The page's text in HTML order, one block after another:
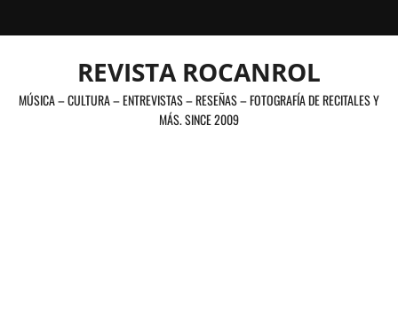
al
REVISTA ROCANROL
MÚSICA – CULTURA – ENTREVISTAS – RESEÑAS – FOTOGRAFÍA DE RECITALES Y
MÁS. SINCE 2009